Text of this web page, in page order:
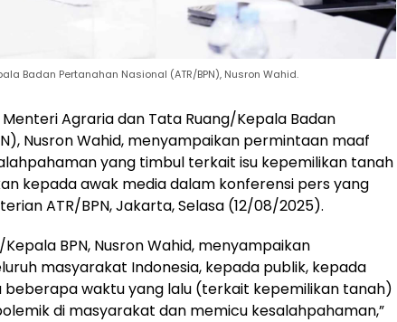
Badan Pertanahan Nasional (ATR/BPN), Nusron Wahid.
Menteri Agraria dan Tata Ruang/Kepala Badan
Nusron Wahid, menyampaikan permintaan maaf
yang timbul terkait isu kepemilikan tanah
kepada awak media dalam konferensi pers yang
ATR/BPN, Jakarta, Selasa (12/08/2025).
BPN, Nusron Wahid, menyampaikan
masyarakat Indonesia, kepada publik, kepada
waktu yang lalu (terkait kepemilikan tanah)
di masyarakat dan memicu kesalahpahaman,”